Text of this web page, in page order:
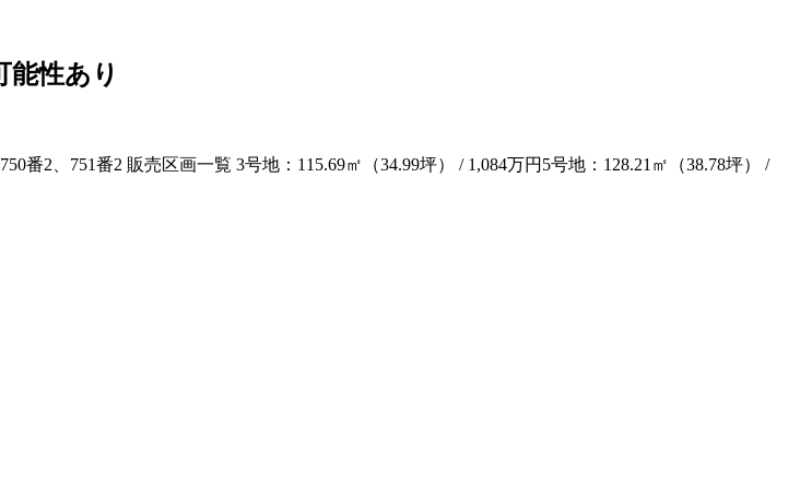
能性あり
2、751番2 販売区画一覧 3号地：115.69㎡（34.99坪） / 1,084万円5号地：128.21㎡（38.78坪） /